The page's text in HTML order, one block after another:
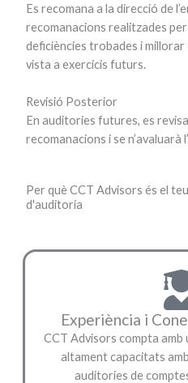
Es recomana a la direcció de
recomanacions realitzades
deficiències trobades i
vista a exercicis futurs.
Revisió Posterior
En auditories futures, es
recomanacions i se n’avaluarà
Per què CCT Advisors és el
d'auditoria
Experiència i
CCT Advisors compta
altament capacitats
auditories de